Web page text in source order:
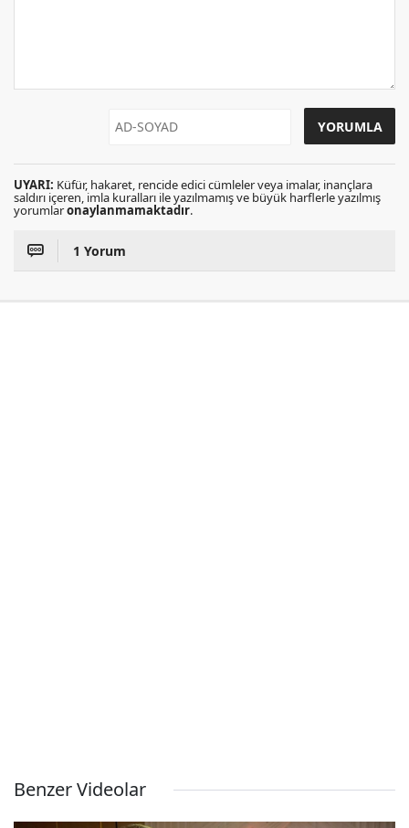
UYARI: Küfür, hakaret, rencide edici cümleler veya imalar, inançlara
saldırı içeren, imla kuralları ile yazılmamış ve büyük harflerle yazılmış
yorumlaronaylanmamaktadır.
1 Yorum
Benzer Videolar